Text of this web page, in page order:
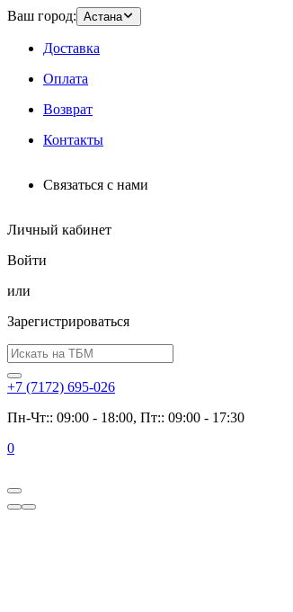
Ваш город: Астана
Доставка
Оплата
Возврат
Контакты
Связаться с нами
Личный кабинет
Войти
или
Зарегистрироваться
+7 (7172) 695-026
Пн-Чт:: 09:00 - 18:00, Пт:: 09:00 - 17:30
0